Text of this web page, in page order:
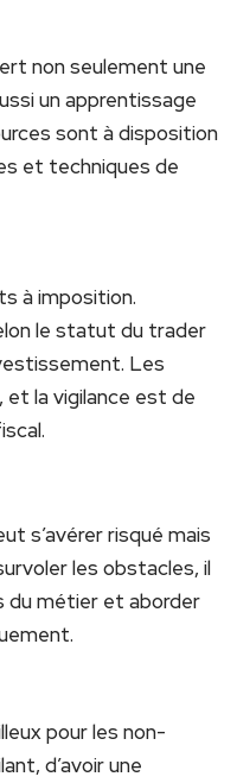
non seulement une
un apprentissage
sont à disposition
et techniques de
à imposition.
le statut du trader
Les
la vigilance est de
s’avérer risqué mais
les obstacles, il
du métier et aborder
pour les non-
d’avoir une